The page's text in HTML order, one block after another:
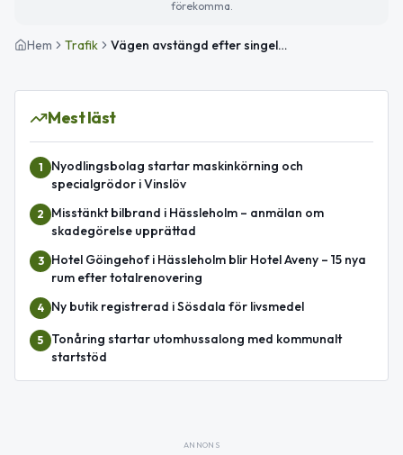
förekomma.
Hem Trafik Vägen avstängd efter singelolycka i Bjärnum
Mest läst
1
Nyodlingsbolag startar maskinkörning och
specialgrödor i Vinslöv
2
Misstänkt bilbrand i Hässleholm – anmälan om
skadegörelse upprättad
3
Hotel Göingehof i Hässleholm blir Hotel Aveny – 15 nya
rum efter totalrenovering
4 Ny butik registrerad i Sösdala för livsmedel
5
Tonåring startar utomhussalong med kommunalt
startstöd
ANNONS